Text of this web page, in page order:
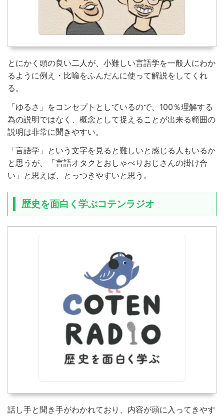
とにかく頭の良い二人が、小難しい言語学を一般人にわか
るように例え・比喩をふんだんに使って解説をしてくれ
る。
「ゆるさ」をコンセプトとしているので、100％理解する
為の説明ではなく、概念として捉えることが出来る範囲の
説明は非常に聞きやすい。
「言語学」という文字を見ると難しいと感じる人もいるか
と思うが、「言語オタクとおしゃべりおじさんの掛け合
い」と思えば、とっつきやすいと思う。
歴史を面白く学ぶコテンラジオ
話し手と聞き手がわかれており、内容が頭に入ってきやす